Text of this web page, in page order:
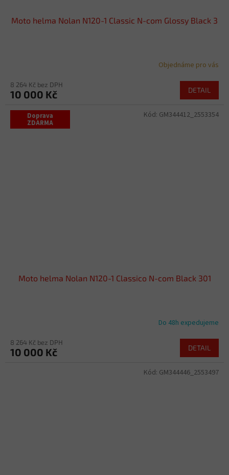
Moto helma Nolan N120-1 Classic N-com Glossy Black 3
Objednáme pro vás
8 264 Kč bez DPH
10 000 Kč DETAIL
Doprava
ZDARMA
Moto helma Nolan N120-1 Classico N-com Black 301
Do 48h expedujeme
8 264 Kč bez DPH
10 000 Kč DETAIL
Kód: GM344412_2553354
Kód: GM344446_2553497